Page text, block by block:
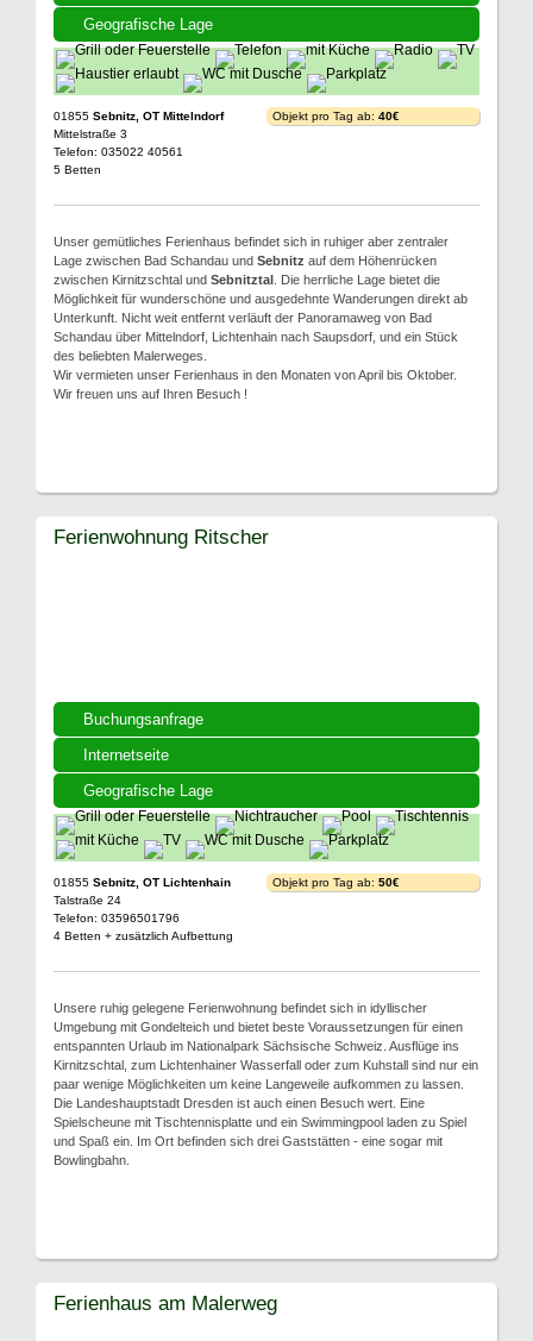
Geografische Lage
01855 Sebnitz, OT Mittelndorf
Mittelstraße 3
Telefon: 035022 40561
5 Betten
Objekt pro Tag ab: 40€
Unser gemütliches Ferienhaus befindet sich in ruhiger aber zentraler
Lage zwischen Bad Schandau und Sebnitz auf dem Höhenrücken
zwischen Kirnitzschtal und Sebnitztal . Die herrliche Lage bietet die
Möglichkeit für wunderschöne und ausgedehnte Wanderungen direkt ab
Unterkunft. Nicht weit entfernt verläuft der Panoramaweg von Bad
Schandau über Mittelndorf, Lichtenhain nach Saupsdorf, und ein Stück
des beliebten Malerweges.
Wir vermieten unser Ferienhaus in den Monaten von April bis Oktober.
Wir freuen uns auf Ihren Besuch !
Buchungsanfrage
Internetseite
Geografische Lage
Ferienwohnung Ritscher
01855 Sebnitz, OT Lichtenhain
Talstraße 24
Telefon: 03596501796
4 Betten + zusätzlich Aufbettung
Objekt pro Tag ab: 50€
Unsere ruhig gelegene Ferienwohnung befindet sich in idyllischer
Umgebung mit Gondelteich und bietet beste Voraussetzungen für einen
entspannten Urlaub im Nationalpark Sächsische Schweiz. Ausflüge ins
Kirnitzschtal, zum Lichtenhainer Wasserfall oder zum Kuhstall sind nur ein
paar wenige Möglichkeiten um keine Langeweile aufkommen zu lassen.
Die Landeshauptstadt Dresden ist auch einen Besuch wert. Eine
Spielscheune mit Tischtennisplatte und ein Swimmingpool laden zu Spiel
und Spaß ein. Im Ort befinden sich drei Gaststätten - eine sogar mit
Bowlingbahn.
Ferienhaus am Malerweg